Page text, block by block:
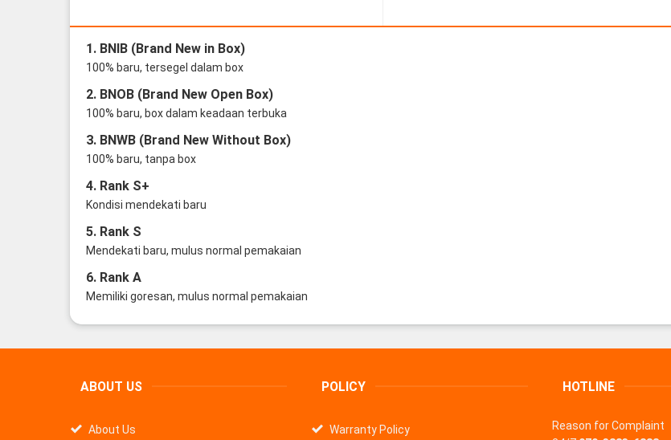
1. BNIB (Brand New in Box)
100% baru, tersegel dalam box
2. BNOB (Brand New Open Box)
100% baru, box dalam keadaan terbuka
3. BNWB (Brand New Without Box)
100% baru, tanpa box
4. Rank S+
Kondisi mendekati baru
5. Rank S
Mendekati baru, mulus normal pemakaian
6. Rank A
Memiliki goresan, mulus normal pemakaian
ABOUT US
About Us
POLICY
Warranty Policy
HOTLINE
Reason for Complaint